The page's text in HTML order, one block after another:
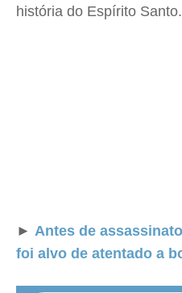
história do Espírito
► Antes de
foi alvo de atentado a